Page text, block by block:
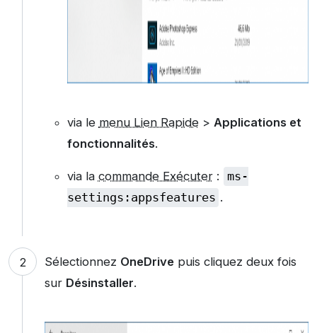
via le menu Lien Rapide> Applications et
fonctionnalités.
via la commande Exécuter:
ms-
settings:appsfeatures .
Sélectionnez OneDrivepuis cliquez deux fois
sur Désinstaller.